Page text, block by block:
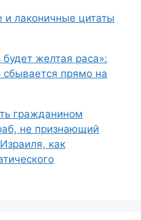
и лаконичные цитаты
будет желтая раса»:
сбывается прямо на
гражданином
не признающий
как